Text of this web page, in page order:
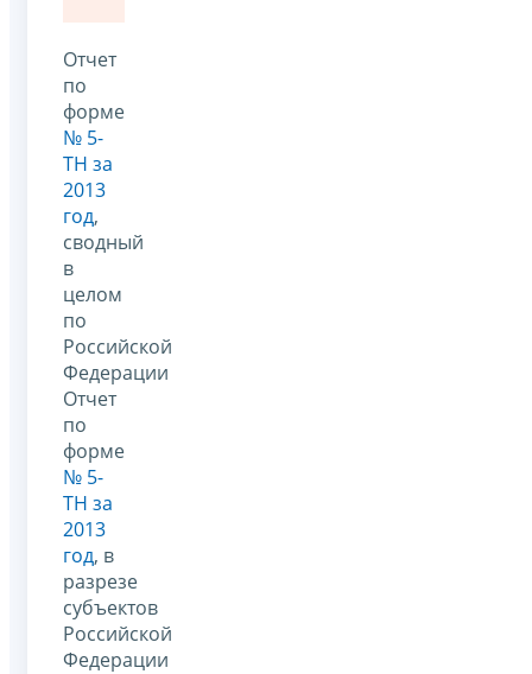
Отчет
по
форме
№ 5-
ТН за
2013
год,
сводный
в
целом
по
Российской
Федерации
Отчет
по
форме
№ 5-
ТН за
2013
год, в
разрезе
субъектов
Российской
Федерации